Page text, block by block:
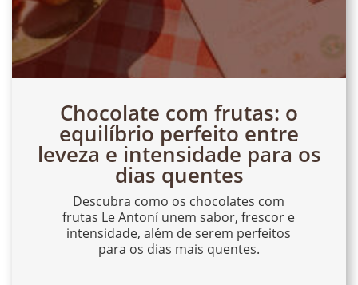
Chocolate com frutas: o
equilíbrio perfeito entre
leveza e intensidade para os
dias quentes
Descubra como os chocolates com
frutas Le Antoní unem sabor, frescor e
intensidade, além de serem perfeitos
para os dias mais quentes.